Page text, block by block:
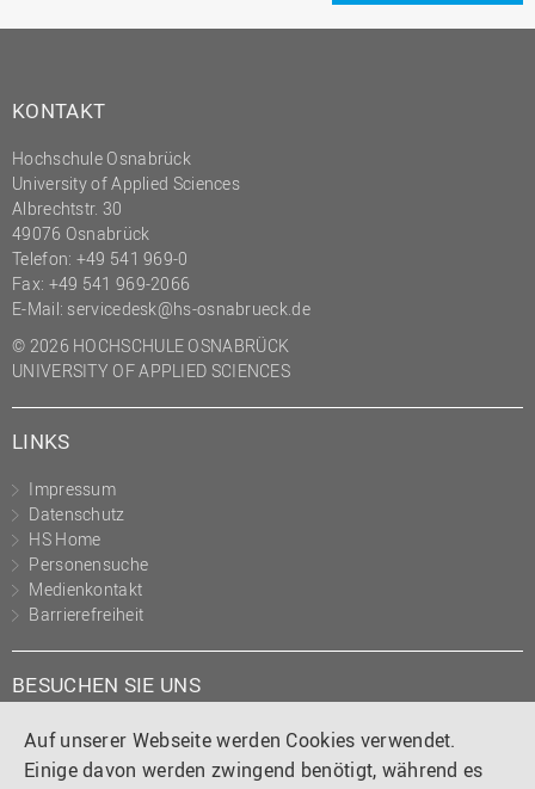
Auf unserer Webseite werden Cookies verwendet.
Einige davon werden zwingend benötigt, während es
KONTAKT
Hochschule Osnabrück
University of Applied Sciences
Albrechtstr. 30
49076 Osnabrück
Telefon: +49 541 969-0
Fax: +49 541 969-2066
E-Mail: servicedesk@hs-osnabrueck.de
© 2026 HOCHSCHULE OSNABRÜCK
UNIVERSITY OF APPLIED SCIENCES
LINKS
Impressum
Datenschutz
HS Home
Personensuche
Medienkontakt
Barrierefreiheit
BESUCHEN SIE UNS
Instagram
TiktokLinkedIn
YouTube
Facebook